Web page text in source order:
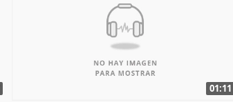
01:11